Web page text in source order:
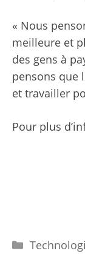
« Nous
meilleure et
des gens à
pensons que
et travailler
Pour plus
Catégories